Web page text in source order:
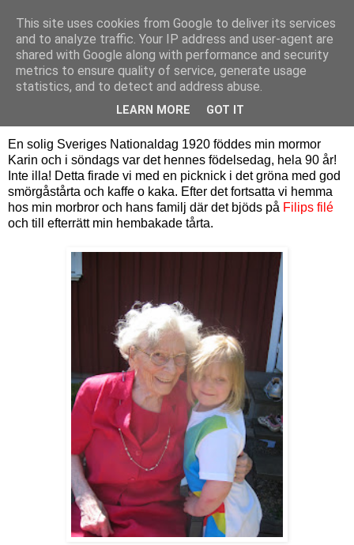
Bagerskan
måndag 7 juni 2010
Mormor 90 år
En solig Sveriges Nationaldag 1920 föddes min mormor
Karin och i söndags var det hennes födelsedag, hela 90 år!
Inte illa! Detta firade vi med en picknick i det gröna med god
smörgåstårta och kaffe o kaka. Efter det fortsatta vi hemma
hos min morbror och hans familj där det bjöds på Filips filé
och till efterrätt min hembakade tårta.
This site uses cookies from Google to deliver its services
and to analyze traffic. Your IP address and user-agent are
shared with Google along with performance and security
metrics to ensure quality of service, generate usage
statistics, and to detect and address abuse.
LEARN MORE GOT IT